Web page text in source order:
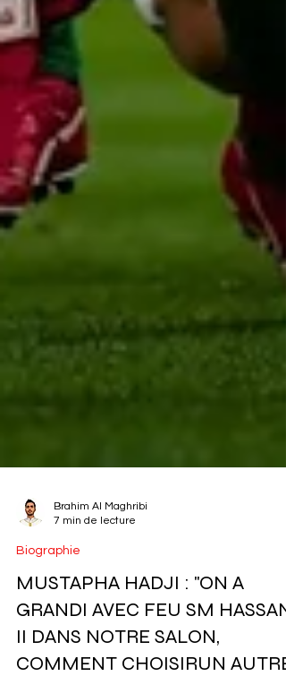
7 min de lecture
Biographie
MUSTAPHA HADJI : "ON A
GRANDI AVEC FEU SM HASSAN
II DANS NOTRE SALON,